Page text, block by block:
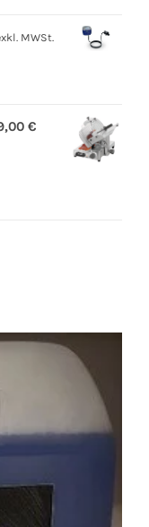
MWSt.
€